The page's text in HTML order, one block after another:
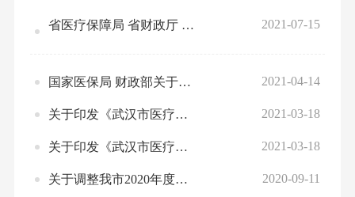
省医疗保障局 省财政厅 国家税务总局湖北省税务局转发国家医保局 财政部 国家税务总局关于做好2021年城乡居民基本医疗保障工作的通知 2021-07-15
国家医保局 财政部关于加快推进门诊费用跨省直接结算工作的通知 2021-04-14
关于印发《武汉市医疗保险稽核办法（试行）》的通知 2021-03-18
关于印发《武汉市医疗保障行政处罚自由裁量权细化标准（试行）》的通知 2021-03-18
关于调整我市2020年度城乡居民大病保险筹资标准的通知 2020-09-11